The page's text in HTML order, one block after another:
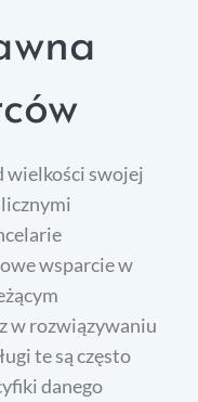
wielkości swojej
wsparcie w
w rozwiązywaniu
te są często
danego